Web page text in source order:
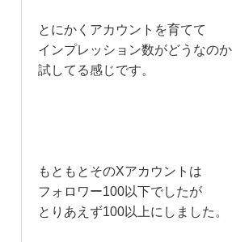
とにかくアカウントを育てて
インプレッション数がどうなの
試してる感じです。
もともとそのXアカウントは
フォロワー100以下でしたが
とりあえず100以上にしました。